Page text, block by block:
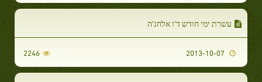
עשרת ימי חודש ד'ו אלחג'ה
2246